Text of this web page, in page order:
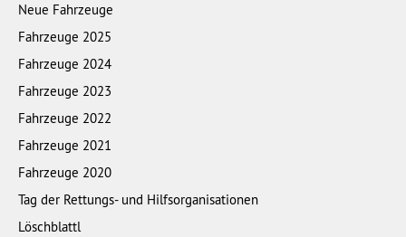
Neue Fahrzeuge
Fahrzeuge 2025
Fahrzeuge 2024
Fahrzeuge 2023
Fahrzeuge 2022
Fahrzeuge 2021
Fahrzeuge 2020
Tag der Rettungs- und Hilfsorganisationen
Löschblattl